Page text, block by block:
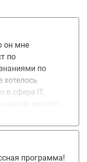
он мне
по
по
хотелось
в сфере IT.
Он
учиться в
программа!